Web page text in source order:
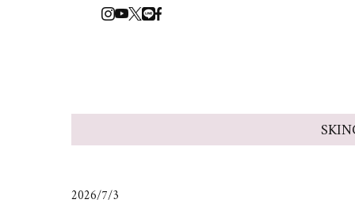
2026/7/3